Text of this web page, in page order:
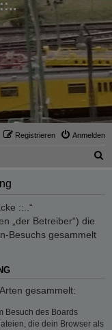
Anmelden
Registrieren
::..“
„der Betreiber“) die
Besuchs gesammelt
gesammelt:
Besuch des Boards
die dein Browser als